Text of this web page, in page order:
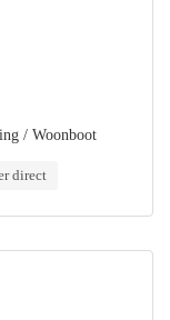
/ Woonboot
direct